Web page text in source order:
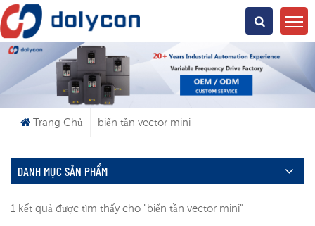
Bạn Đang Tìm Kiếm Cái Gì?
Trang Chủ biến tần vector mini
DANH MỤC SẢN PHẨM
1 kết quả được tìm thấy cho "biến tần vector mini"